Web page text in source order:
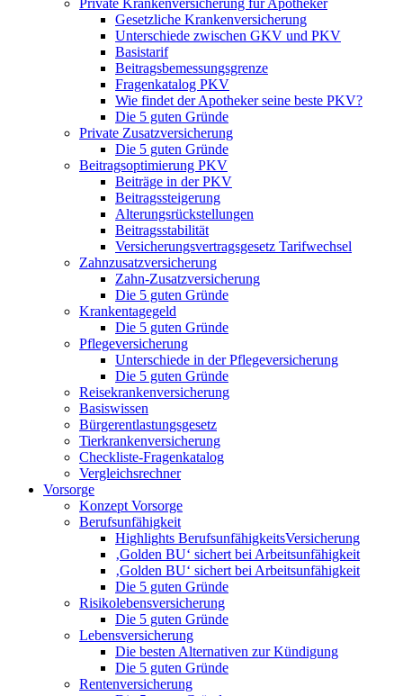
Private Krankenversicherung für Apotheker
Gesetzliche Krankenversicherung
Unterschiede zwischen GKV und PKV
Basistarif
Beitragsbemessungsgrenze
Fragenkatalog PKV
Wie findet der Apotheker seine beste PKV?
Die 5 guten Gründe
Private Zusatzversicherung
Die 5 guten Gründe
Beitragsoptimierung PKV
Beiträge in der PKV
Beitragssteigerung
Alterungsrückstellungen
Beitragsstabilität
Versicherungsvertragsgesetz Tarifwechsel
Zahnzusatzversicherung
Zahn-Zusatzversicherung
Die 5 guten Gründe
Krankentagegeld
Die 5 guten Gründe
Pflegeversicherung
Unterschiede in der Pflegeversicherung
Die 5 guten Gründe
Reisekrankenversicherung
Basiswissen
Bürgerentlastungsgesetz
Tierkrankenversicherung
Checkliste-Fragenkatalog
Vergleichsrechner
Vorsorge
Konzept Vorsorge
Berufsunfähigkeit
Highlights BerufsunfähigkeitsVersicherung
‚Golden BU‘ sichert bei Arbeitsunfähigkeit
‚Golden BU‘ sichert bei Arbeitsunfähigkeit
Die 5 guten Gründe
Risikolebensversicherung
Die 5 guten Gründe
Lebensversicherung
Die besten Alternativen zur Kündigung
Die 5 guten Gründe
Rentenversicherung